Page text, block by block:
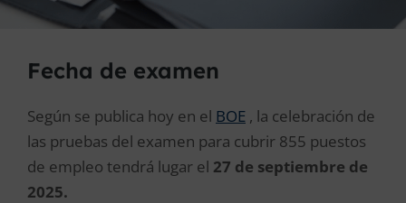
Fecha de examen
Según se publica hoy en el BOE , la celebración de
las pruebas del examen para cubrir 855 puestos
de empleo tendrá lugar el 27 de septiembre de
2025.